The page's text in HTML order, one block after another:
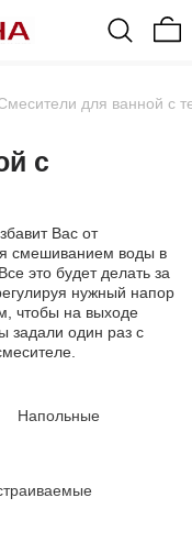
для ванной с
с
Вас от
смешиванием воды в
это будет делать за
нужный напор
чтобы на выходе
задали один раз с
Напольные